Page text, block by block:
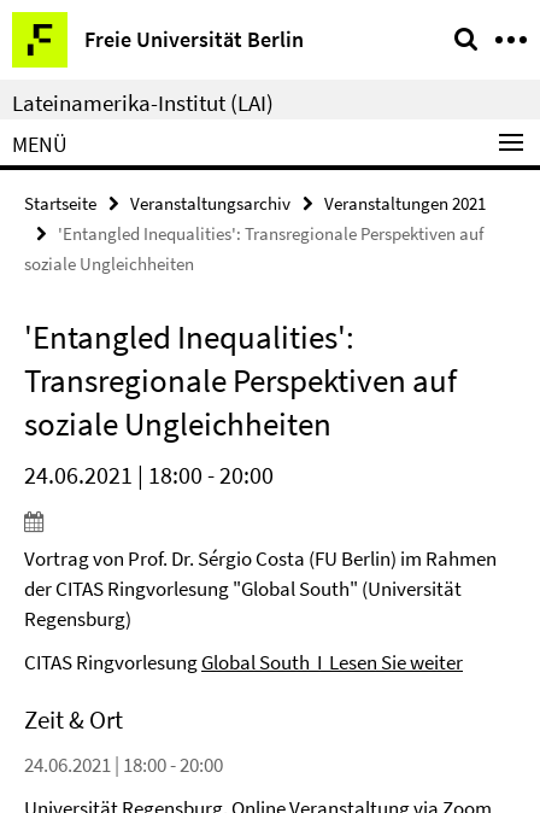
Springe
direkt
zu
Inhalt
Freie Universität Berlin
Service-
Navigation
Lateinamerika-Institut (LAI)
MENÜ
Startseite Veranstaltungsarchiv
Veranstaltungen 2021
'Entangled Inequalities': Transregionale Perspektiven auf
soziale Ungleichheiten
'Entangled Inequalities':
Transregionale Perspektiven auf
soziale Ungleichheiten
24.06.2021 | 18:00 - 20:00
Vortrag von Prof. Dr. Sérgio Costa (FU Berlin) im Rahmen
der CITAS Ringvorlesung "Global South" (Universität
Regensburg)
CITAS RingvorlesungGlobal South I Lesen Sie weiter
Zeit & Ort
24.06.2021 | 18:00 - 20:00